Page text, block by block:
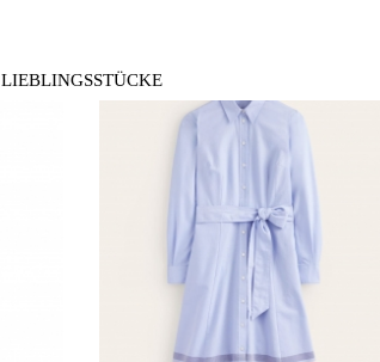
LIEBLINGSSTÜCKE